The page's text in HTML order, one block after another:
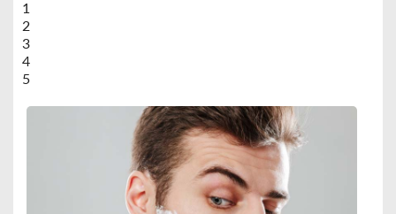
1
2
3
4
5